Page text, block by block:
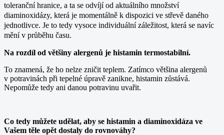
toleranční hranice, a ta se odvíjí od aktuálního množství
diaminoxidázy, která je momentálně k dispozici ve střevě daného
jednotlivce. Je to tedy vysoce individuální záležitost, která se navíc
mění v průběhu času.
Na rozdíl od většiny alergenů je histamin termostabilní.
To znamená, že ho nelze zničit teplem. Zatímco většina alergenů
v potravinách při tepelné úpravě zanikne, histamin zůstává.
Nepomůže tedy ani danou potravinu uvařit.
Co tedy můžete udělat, aby se histamin a diaminoxidáza ve
Vašem těle opět dostaly do rovnováhy?